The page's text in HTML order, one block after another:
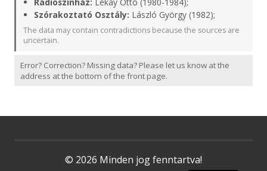
Szórakoztató Osztály: László György (1982);
The data may contain contradictions because the sources are
uncertain.
Error? Correction? Missing data? Please let us know at the
address at the bottom of the front page.
© 2026 Minden jog fenntartva!